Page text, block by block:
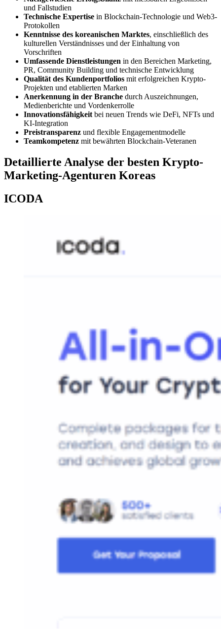
und Fallstudien
Technische Expertise in Blockchain-Technologie und Web3-
Protokollen
Kenntnisse des koreanischen Marktes, einschließlich des
kulturellen Verständnisses und der Einhaltung von
Vorschriften
Umfassende Dienstleistungen in den Bereichen Marketing,
PR, Community Building und technische Entwicklung
Qualität des Kundenportfolios mit erfolgreichen Krypto-
Projekten und etablierten Marken
Anerkennung in der Branche durch Auszeichnungen,
Medienberichte und Vordenkerrolle
Innovationsfähigkeit bei neuen Trends wie DeFi, NFTs und
KI-Integration
Preistransparenz und flexible Engagementmodelle
Teamkompetenz mit bewährten Blockchain-Veteranen
Detaillierte Analyse der besten Krypto-
Marketing-Agenturen Koreas
ICODA